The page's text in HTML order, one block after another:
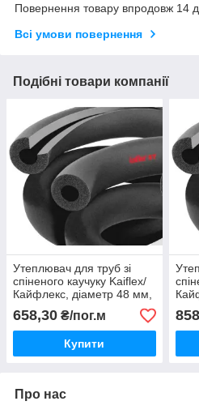
Повернення товару впродовж 14
Всі умови повернення
Подібні товари компанії
Утеплювач для труб зі
спіненого каучуку Kaiflex/
Кайфлекс, діаметр 48 мм,
товщина 32 мм.
658,30 ₴/пог.м
Купити
мм,
Про нас